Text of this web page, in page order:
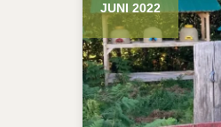
JUNI 2022